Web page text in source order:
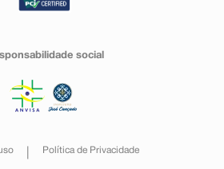
social
Política de Privacidade